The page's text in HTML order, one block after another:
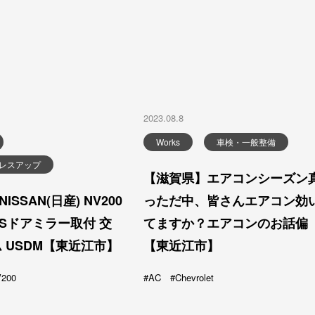
スアップ
日産) NV200
ドアミラー取付 交
【東近江市】
2023.08.8
Works 車検・一般整備
【滋賀県】エアコンシーズン
っただ中、皆さんエアコン効
てますか？エアコンのお話偏
【東近江市】
AC Chevrolet